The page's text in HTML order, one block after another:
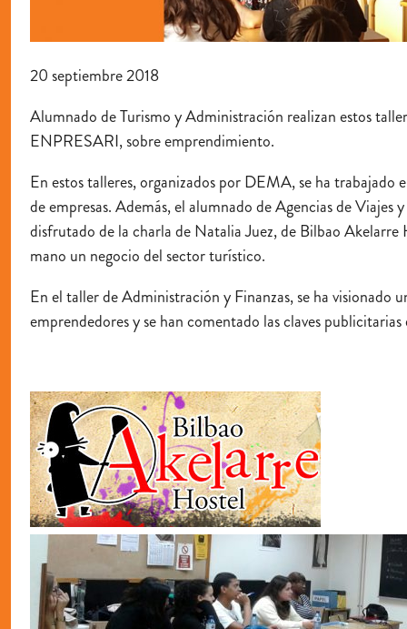
20 septiembre 2018
Alumnado de Turismo y Administración realizan estos
ENPRESARI, sobre emprendimiento.
En estos talleres, organizados por DEMA, se ha trabajado
de empresas. Además, el alumnado de Agencias de Viajes
disfrutado de la charla de Natalia Juez, de Bilbao Akelarre
mano un negocio del sector turístico.
En el taller de Administración y Finanzas, se ha visionado
emprendedores y se han comentado las claves